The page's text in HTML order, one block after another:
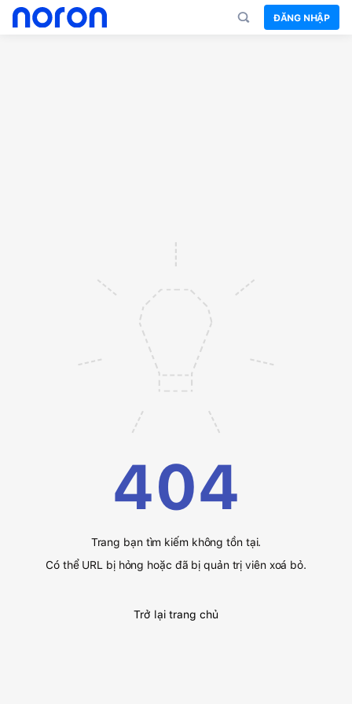
ĐĂNG NHẬP
404
Trang bạn tìm kiếm không tồn tại.
Có thể URL bị hỏng hoặc đã bị quản trị viên xoá bỏ.
Trở lại trang chủ